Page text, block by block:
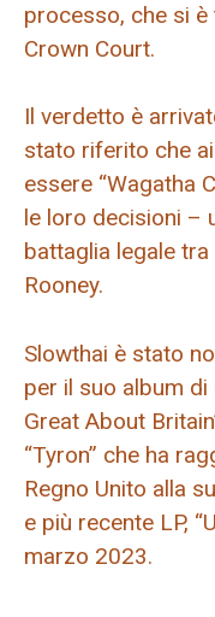
processo, che si
Crown Court.
Il verdetto è
stato riferito che
essere “Wagatha
le loro decisioni –
battaglia legale tra
Rooney.
Slowthai è stato
per il suo album
Great About
“Tyron” che ha
Regno Unito alla
e più recente LP,
marzo 2023.